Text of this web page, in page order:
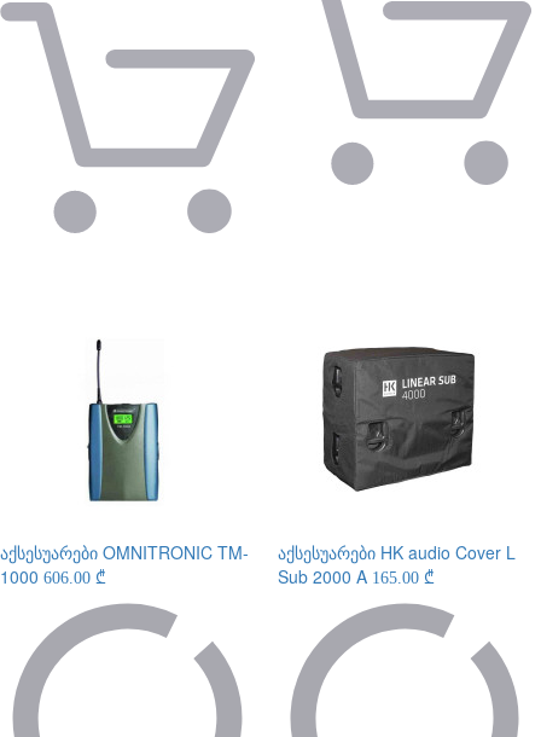
აქსესუარები OMNITRONIC TM-
1000 606.00 ₾
აქსესუარები HK audio Cover L
Sub 2000 A 165.00 ₾